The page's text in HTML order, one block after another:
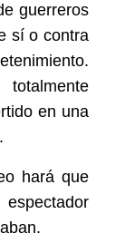
guerreros
sí o contra
en una
hará que